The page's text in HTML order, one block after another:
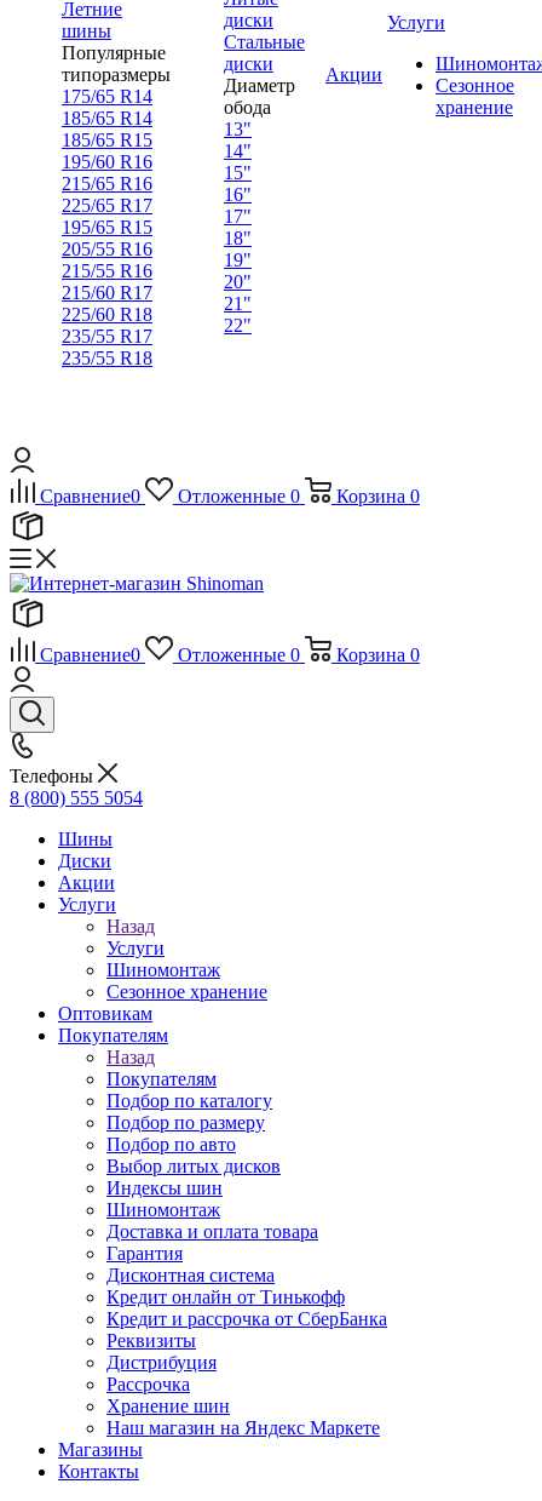
Летние
шины
Популярные
типоразмеры
175/65 R14
185/65 R14
185/65 R15
195/60 R16
215/65 R16
225/65 R17
195/65 R15
205/55 R16
215/55 R16
215/60 R17
225/60 R18
235/55 R17
235/55 R18
диски
Стальные
диски
Диаметр
обода
13"
14"
15"
16"
17"
18"
19"
20"
21"
22"
Акции
Услуги
Сезонное
хранение
Сравнение0 Отложенные 0 Корзина 0
Сравнение0 Отложенные 0 Корзина 0
Телефоны
8 (800) 555 5054
Шины
Диски
Акции
Услуги
Назад
Услуги
Шиномонтаж
Сезонное хранение
Оптовикам
Покупателям
Назад
Покупателям
Подбор по каталогу
Подбор по размеру
Подбор по авто
Выбор литых дисков
Индексы шин
Шиномонтаж
Доставка и оплата товара
Гарантия
Дисконтная система
Кредит онлайн от Тинькофф
Кредит и рассрочка от СберБанка
Реквизиты
Дистрибуция
Рассрочка
Хранение шин
Наш магазин на Яндекс Маркете
Магазины
Контакты